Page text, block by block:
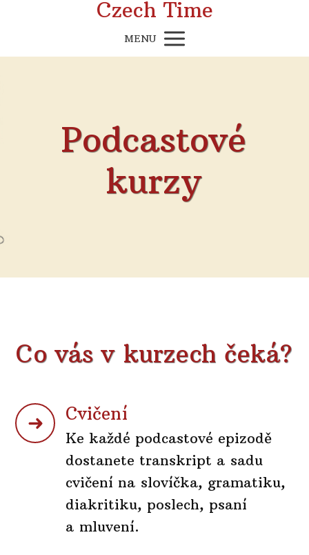
Czech Time
MENU
Podcastové
kurzy
Co vás v kurzech čeká?
Cvičení
Ke každé podcastové epizodě
dostanete transkript a sadu
cvičení na slovíčka, gramatiku,
diakritiku, poslech, psaní
a mluvení.